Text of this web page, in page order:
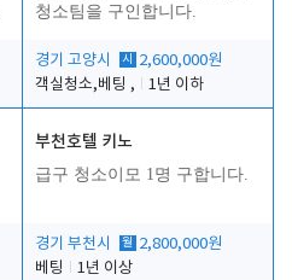
청소팀을 구인합니다.
경기 고양시 시
2,600,000원
객실청소,베팅 ,
1년 이하
부천호텔 키노
급구 청소이모 1명 구합니다.
경기 부천시 월 2,800,000원
베팅
1년 이상